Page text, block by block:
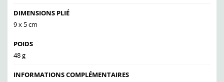
DIMENSIONS PLIÉ
9 x 5 cm
POIDS
48 g
INFORMATIONS COMPLÉMENTAIRES